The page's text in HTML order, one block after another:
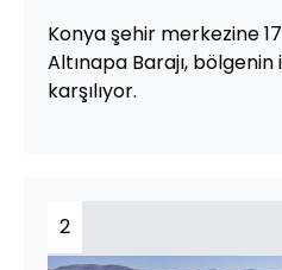
Konya şehir merkezine
Altınapa Barajı, bölgenin
karşılıyor.
2